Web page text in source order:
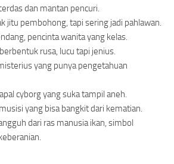
dan mantan pencuri.
jitu pembohong, tapi sering jadi pahlawan.
pencinta wanita yang kelas.
rusa, lucu tapi jenius.
yang punya pengetahuan
cyborg yang suka tampil aneh.
yang bisa bangkit dari kematian.
dari ras manusia ikan, simbol